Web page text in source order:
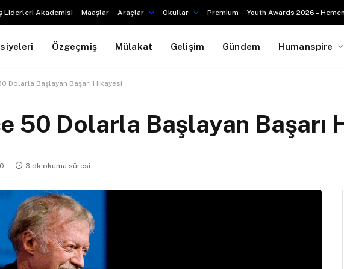
Liderleri Akademisi Maaşlar Araçlar Okullar Premium Youth Awards 2026 –
Özgeçmiş Mülakat Gelişim Gündem Humanspire
Dolarla Başlayan Başarı Hikayesi
50 Dolarla Başlayan Başarı
3 dk okuma süresi